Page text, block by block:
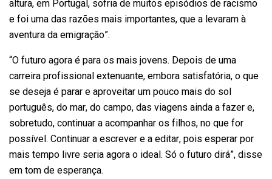
altura, em Portugal, sofria de muitos episódios de racismo
e foi uma das razões mais importantes, que a levaram à
aventura da emigração”.
“O futuro agora é para os mais jovens. Depois de uma
carreira profissional extenuante, embora satisfatória, o que
se deseja é parar e aproveitar um pouco mais do sol
português, do mar, do campo, das viagens ainda a fazer e,
sobretudo, continuar a acompanhar os filhos, no que for
possível. Continuar a escrever e a editar, pois esperar por
mais tempo livre seria agora o ideal. Só o futuro dirá”, disse
em tom de esperança.